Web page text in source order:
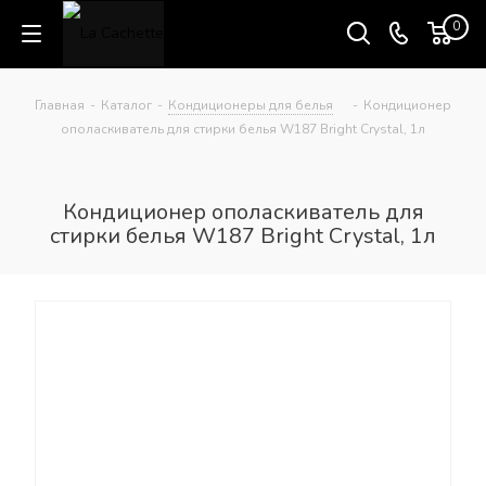
0
Главная - Каталог - Кондиционеры для белья - Кондиционер
ополаскиватель для стирки белья W187 Bright Crystal, 1л
Кондиционер ополаскиватель для
стирки белья W187 Bright Crystal, 1л